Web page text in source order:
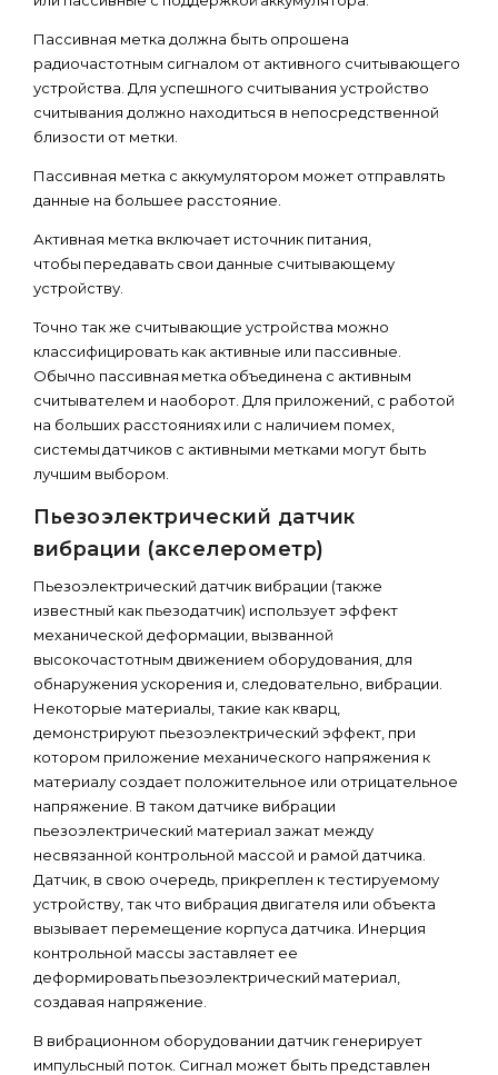
Пассивная метка должна быть опрошена
радиочастотным сигналом от активного считывающего
устройства. Для успешного считывания устройство
считывания должно находиться в непосредственной
близости от метки.
Пассивная метка с аккумулятором может отправлять
данные на большее расстояние.
Активная метка включает источник питания,
чтобы передавать свои данные считывающему
устройству.
Точно так же считывающие устройства можно
классифицировать как активные или пассивные.
Обычно пассивная метка объединена с активным
считывателем и наоборот. Для приложений, с работой
на больших расстояниях или с наличием помех,
системы датчиков с активными метками могут быть
лучшим выбором.
Пьезоэлектрический датчик
вибрации (акселерометр)
Пьезоэлектрический датчик вибрации (также
известный как пьезодатчик) использует эффект
механической деформации, вызванной
высокочастотным движением оборудования, для
обнаружения ускорения и, следовательно, вибрации.
Некоторые материалы, такие как кварц,
демонстрируют пьезоэлектрический эффект, при
котором приложение механического напряжения к
материалу создает положительное или отрицательное
напряжение. В таком датчике вибрации
пьезоэлектрический материал зажат между
несвязанной контрольной массой и рамой датчика.
Датчик, в свою очередь, прикреплен к тестируемому
устройству, так что вибрация двигателя или объекта
вызывает перемещение корпуса датчика. Инерция
контрольной массы заставляет ее
деформировать пьезоэлектрический материал,
создавая напряжение.
В вибрационном оборудовании датчик генерирует
импульсный поток. Сигнал может быть представлен